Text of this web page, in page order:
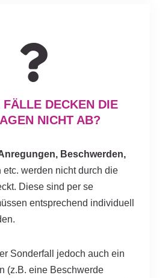
FÄLLE DECKEN DIE
NICHT AB?
Beschwerden,
etc. werden nicht durch die
Diese sind per se
entsprechend individuell
Sonderfall jedoch auch ein
(z.B. eine Beschwerde